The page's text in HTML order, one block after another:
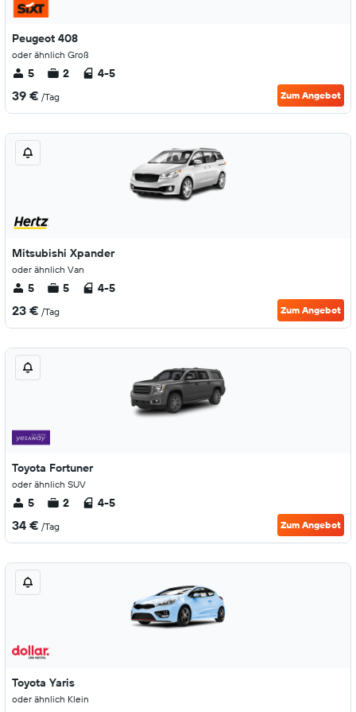
Peugeot 408
oder ähnlich Groß
5 2 4-5
39 € /Tag Zum Angebot
Mitsubishi Xpander
oder ähnlich Van
5 5 4-5
23 € /Tag Zum Angebot
Toyota Fortuner
oder ähnlich SUV
5 2 4-5
34 € /Tag Zum Angebot
Toyota Yaris
oder ähnlich Klein